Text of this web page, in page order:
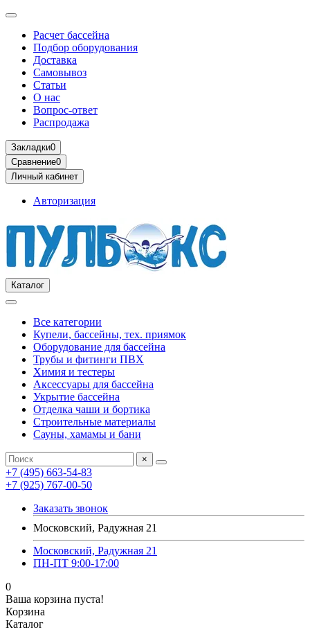
Расчет бассейна
Подбор оборудования
Доставка
Самовывоз
Статьи
О нас
Вопрос-ответ
Распродажа
Закладки0
Сравнение0
Личный кабинет
Авторизация
Каталог
Все категории
Купели, бассейны, тех. приямок
Оборудование для бассейна
Трубы и фитинги ПВХ
Химия и тестеры
Аксессуары для бассейна
Укрытие бассейна
Отделка чаши и бортика
Строительные материалы
Сауны, хамамы и бани
×
+7 (495) 663-54-83
+7 (925) 767-00-50
Заказать звонок
Московский, Радужная 21
Московский, Радужная 21
ПН-ПТ 9:00-17:00
0
Ваша корзина пуста!
Корзина
Каталог